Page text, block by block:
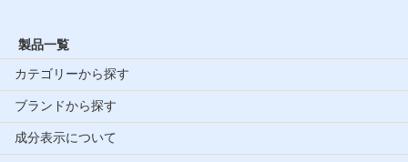
製品一覧
カテゴリーから探す
ブランドから探す
成分表示について